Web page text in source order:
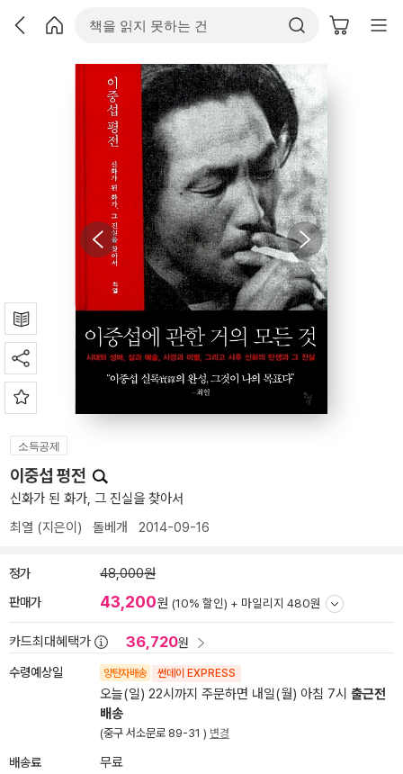
소득공제
이중섭 평전
신화가 된 화가, 그 진실을 찾아서
최열 (지은이) 돌베개 2014-09-16
정가 48,000원
판매가 43,200원 (10% 할인) + 마일리지 480원
카드최대혜택가 36,720원
수령예상일 양탄자배송 썬데이 EXPRESS
오늘(일) 22시까지 주문하면 내일(월) 아침 7시 출근전
배송
(중구 서소문로 89-31 ) 변경
배송료 무료